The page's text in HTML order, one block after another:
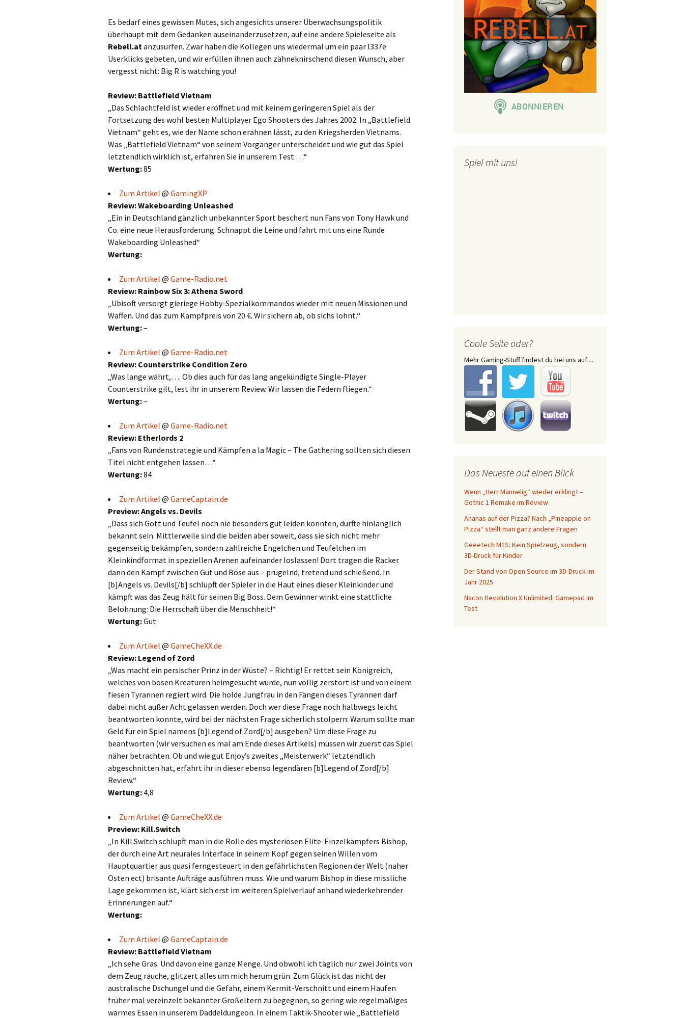
Es bedarf eines gewissen Mutes, sich angesichts unserer Überwachsungspolitik
überhaupt mit dem Gedanken auseinanderzusetzen, auf eine andere Spieleseite als
Rebell.atanzusurfen. Zwar haben die Kollegen uns wiedermal um ein paar l337e
Userklicks gebeten, und wir erfüllen ihnen auch zähneknirschend diesen Wunsch, aber
vergesst nicht: Big R is watching you!
Review: Battlefield Vietnam
„Das Schlachtfeld ist wieder eröffnet und mit keinem geringeren Spiel als der
Fortsetzung des wohl besten Multiplayer Ego Shooters des Jahres 2002. In „Battlefield
Vietnam“ geht es, wie der Name schon erahnen lässt, zu den Kriegsherden Vietnams.
Was „Battlefield Vietnam“ von seinem Vorgänger unterscheidet und wie gut das Spiel
letztendlich wirklich ist, erfahren Sie in unserem Test …“
Wertung:85
Zum Artikel @ GamingXP
Review: Wakeboarding Unleashed
„Ein in Deutschland gänzlich unbekannter Sport beschert nun Fans von Tony Hawk und
Co. eine neue Herausforderung. Schnappt die Leine und fahrt mit uns eine Runde
Wakeboarding Unleashed“
Wertung:
Zum Artikel @ Game-Radio.net
Review: Rainbow Six 3: Athena Sword
„Ubisoft versorgt gieriege Hobby-Spezialkommandos wieder mit neuen Missionen und
Waffen. Und das zum Kampfpreis von 20 €. Wir sichern ab, ob sichs lohnt.“
Wertung:–
Zum Artikel @ Game-Radio.net
Review: Counterstrike Condition Zero
„Was lange währt,…. Ob dies auch für das lang angekündigte Single-Player
Counterstrike gilt, lest ihr in unserem Review. Wir lassen die Federn fliegen.“
Wertung:–
Zum Artikel @ Game-Radio.net
Review: Etherlords 2
„Fans von Rundenstrategie und Kämpfen a la Magic – The Gathering sollten sich diesen
Titel nicht entgehen lassen…“
Wertung:84
Zum Artikel @ GameCaptain.de
Preview: Angels vs. Devils
„Dass sich Gott und Teufel noch nie besonders gut leiden konnten, dürfte hinlänglich
bekannt sein. Mittlerweile sind die beiden aber soweit, dass sie sich nicht mehr
gegenseitig bekämpfen, sondern zahlreiche Engelchen und Teufelchen im
Kleinkindformat in speziellen Arenen aufeinander loslassen! Dort tragen die Racker
dann den Kampf zwischen Gut und Böse aus – prügelnd, tretend und schießend. In
[b]Angels vs. Devils[/b] schlüpft der Spieler in die Haut eines dieser Kleinkinder und
kämpft was das Zeug hält für seinen Big Boss. Dem Gewinner winkt eine stattliche
Belohnung: Die Herrschaft über die Menschheit!“
Wertung:Gut
Zum Artikel @ GameCheXX.de
Review: Legend of Zord
„Was macht ein persischer Prinz in der Wüste? – Richtig! Er rettet sein Königreich,
welches von bösen Kreaturen heimgesucht wurde, nun völlig zerstört ist und von einem
fiesen Tyrannen regiert wird. Die holde Jungfrau in den Fängen dieses Tyrannen darf
dabei nicht außer Acht gelassen werden. Doch wer diese Frage noch halbwegs leicht
beantworten konnte, wird bei der nächsten Frage sicherlich stolpern: Warum sollte man
Geld für ein Spiel namens [b]Legend of Zord[/b] ausgeben? Um diese Frage zu
beantworten (wir versuchen es mal am Ende dieses Artikels) müssen wir zuerst das Spiel
näher betrachten. Ob und wie gut Enjoy’s zweites „Meisterwerk“ letztendlich
abgeschnitten hat, erfahrt ihr in dieser ebenso legendären [b]Legend of Zord[/b]
Review.“
Wertung: 4,8
Zum Artikel @ GameCheXX.de
Preview: Kill.Switch
„In Kill.Switch schlüpft man in die Rolle des mysteriösen Elite-Einzelkämpfers Bishop,
der durch eine Art neurales Interface in seinem Kopf gegen seinen Willen vom
Hauptquartier aus quasi ferngesteuert in den gefährlichsten Regionen der Welt (naher
Osten ect) brisante Aufträge ausführen muss. Wie und warum Bishop in diese missliche
Lage gekommen ist, klärt sich erst im weiteren Spielverlauf anhand wiederkehrender
Erinnerungen auf.“
Wertung:
Zum Artikel @ GameCaptain.de
Review: Battlefield Vietnam
„Ich sehe Gras. Und davon eine ganze Menge. Und obwohl ich täglich nur zwei Joints von
dem Zeug rauche, glitzert alles um mich herum grün. Zum Glück ist das nicht der
australische Dschungel und die Gefahr, einem Kermit-Verschnitt und einem Haufen
früher mal vereinzelt bekannter Großeltern zu begegnen, so gering wie regelmäßiges
warmes Essen in unserem Daddeldungeon. In einem Taktik-Shooter wie „Battlefield
Spiel mit uns!
Coole Seite oder?
Mehr Gaming-Stuff findest du bei uns auf ...
Das Neueste auf einen Blick
Wenn „Herr Mannelig“ wieder erklingt –
Gothic 1 Remake im Review
Ananas auf der Pizza? Nach „Pineapple on
Pizza“ stellt man ganz andere Fragen
Geeetech M1S: Kein Spielzeug, sondern
3D-Druck für Kinder
Der Stand von Open Source im 3D-Druck im
Jahr 2025
Nacon Revolution X Unlimited: Gamepad im
Test